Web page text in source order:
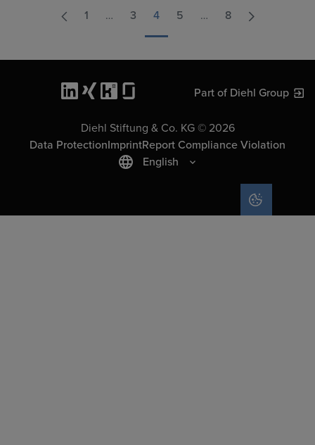
1 … 3 4 5 … 8
Part of Diehl Group
Diehl Stiftung & Co. KG © 2026
Data ProtectionImprintReport Compliance Violation
English
COOKIE